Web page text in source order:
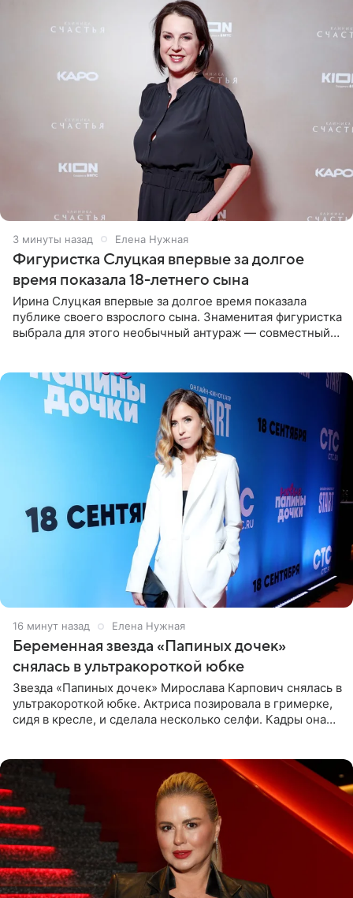
4 минуты назад Елена Нужная
Фигуристка Слуцкая впервые за долгое
время показала 18-летнего сына
Ирина Слуцкая впервые за долгое время показала
публике своего взрослого сына. Знаменитая фигуристка
выбрала для этого необычный антураж — совместный
17 минут назад Елена Нужная
Беременная звезда «Папиных дочек»
снялась в ультракороткой юбке
Звезда «Папиных дочек» Мирослава Карпович снялась в
ультракороткой юбке. Актриса позировала в гримерке,
сидя в кресле, и сделала несколько селфи. Кадры она